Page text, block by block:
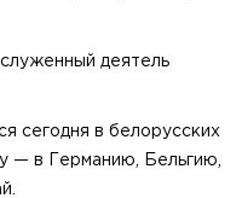
деятель
сегодня в белорусских
— в Германию, Бельгию,